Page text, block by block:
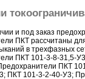
и под заказ
ПКТ рассчитаны
в трехфазных
ПКТ 101-3-8-31,5-
ПКТ
ПКТ 101-3-2-40-У3;